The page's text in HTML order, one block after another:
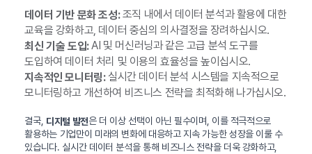
데이터 기반 문화 조성:조직 내에서 데이터 분석과 활용에 대한
교육을 강화하고, 데이터 중심의 의사결정을 장려하십시오.
최신 기술 도입:AI 및 머신러닝과 같은 고급 분석 도구를
도입하여 데이터 처리 및 이용의 효율성을 높이십시오.
지속적인 모니터링:실시간 데이터 분석 시스템을 지속적으로
모니터링하고 개선하여 비즈니스 전략을 최적화해 나가십시오.
결국, 디지털 발전은 더 이상 선택이 아닌 필수이며, 이를 적극적으로
활용하는 기업만이 미래의 변화에 대응하고 지속 가능한 성장을 이룰 수
있습니다. 실시간 데이터 분석을 통해 비즈니스 전략을 더욱 강화하고,